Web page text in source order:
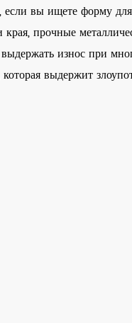
если вы ищете форму
прочные
износ при
выдержит